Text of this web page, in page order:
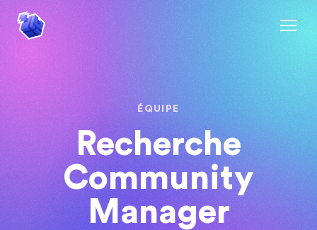
ÉQUIPE
Recherche
Community
Manager